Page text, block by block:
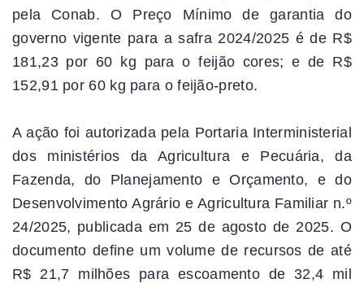
pela Conab. O Preço Mínimo de garantia do
governo vigente para a safra 2024/2025 é de R$
181,23 por 60 kg para o feijão cores; e de R$
152,91 por 60 kg para o feijão-preto.
A ação foi autorizada pela Portaria Interministerial
dos ministérios da Agricultura e Pecuária, da
Fazenda, do Planejamento e Orçamento, e do
Desenvolvimento Agrário e Agricultura Familiar n.º
24/2025, publicada em 25 de agosto de 2025. O
documento define um volume de recursos de até
R$ 21,7 milhões para escoamento de 32,4 mil